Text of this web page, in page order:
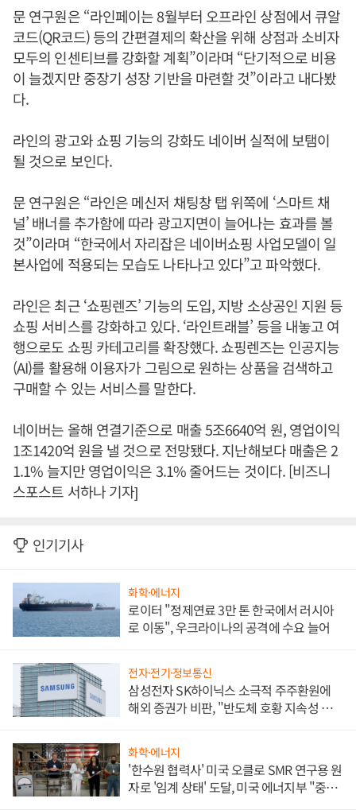
문 연구원은 “라인페이는 8월부터 오프라인 상점에서 큐알
코드(QR코드) 등의 간편결제의 확산을 위해 상점과 소비자
모두의 인센티브를 강화할 계획”이라며 “단기적으로 비용
이 늘겠지만 중장기 성장 기반을 마련할 것”이라고 내다봤
다.
라인의 광고와 쇼핑 기능의 강화도 네이버 실적에 보탬이
될 것으로 보인다.
문 연구원은 “라인은 메신저 채팅창 탭 위쪽에 ‘스마트 채
널’ 배너를 추가함에 따라 광고지면이 늘어나는 효과를 볼
것”이라며 “한국에서 자리잡은 네이버쇼핑 사업모델이 일
본사업에 적용되는 모습도 나타나고 있다”고 파악했다.
라인은 최근 ‘쇼핑렌즈’ 기능의 도입, 지방 소상공인 지원 등
쇼핑 서비스를 강화하고 있다. ‘라인트래블’ 등을 내놓고 여
행으로도 쇼핑 카테고리를 확장했다. 쇼핑렌즈는 인공지능
(AI)를 활용해 이용자가 그림으로 원하는 상품을 검색하고
구매할 수 있는 서비스를 말한다.
네이버는 올해 연결기준으로 매출 5조6640억 원, 영업이익
1조1420억 원을 낼 것으로 전망됐다. 지난해보다 매출은 2
1.1% 늘지만 영업이익은 3.1% 줄어드는 것이다. [비즈니
스포스트 서하나 기자]
인기기사
화학·에너지
로이터 "정제연료 3만 톤 한국에서 러시아
로 이동", 우크라이나의 공격에 수요 늘어
전자·전기·정보통신
삼성전자 SK하이닉스 소극적 주주환원에
해외 증권가 비판, "반도체 호황 지속성 의
화학·에너지
'한수원 협력사' 미국 오클로 SMR 연구용 원
자로 '임계 상태' 도달, 미국 에너지부 "중요